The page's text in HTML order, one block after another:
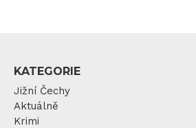
KATEGORIE
Jižní Čechy
Aktuálně
Krimi